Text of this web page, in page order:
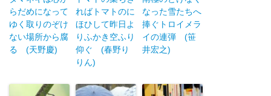
らだめになって
ゆく取りのぞけ
ない場所から腐
る (天野慶)
ればトマトのに
ほひして昨日よ
りふかき空ふり
仰ぐ (春野り
りん)
なった雪たちへ
捧ぐトロイメラ
イの連弾 (笹
井宏之)